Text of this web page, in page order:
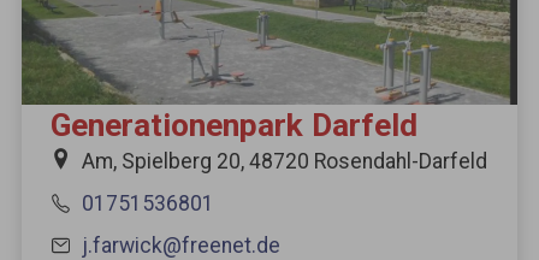
Generationenpark Darfeld
Am, Spielberg 20, 48720 Rosendahl-Darfeld
01751536801
j.farwick@freenet.de